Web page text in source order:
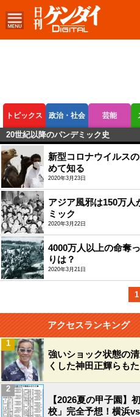
トピックス 政治・社会 芸能
ボートレース 競輪 オートレース
20世紀以降のパンデミック史
新型コロナウイルス
めて知る
2020年3月23日
アジア風邪は150万人
ミック
2020年3月22日
4000万人以上の命奪
りは？
2020年3月21日
1
アクセスランキング
強いショック状態の
くした神田正輝らも
1
【2026夏の甲子園】
校」完全予想！横浜
2